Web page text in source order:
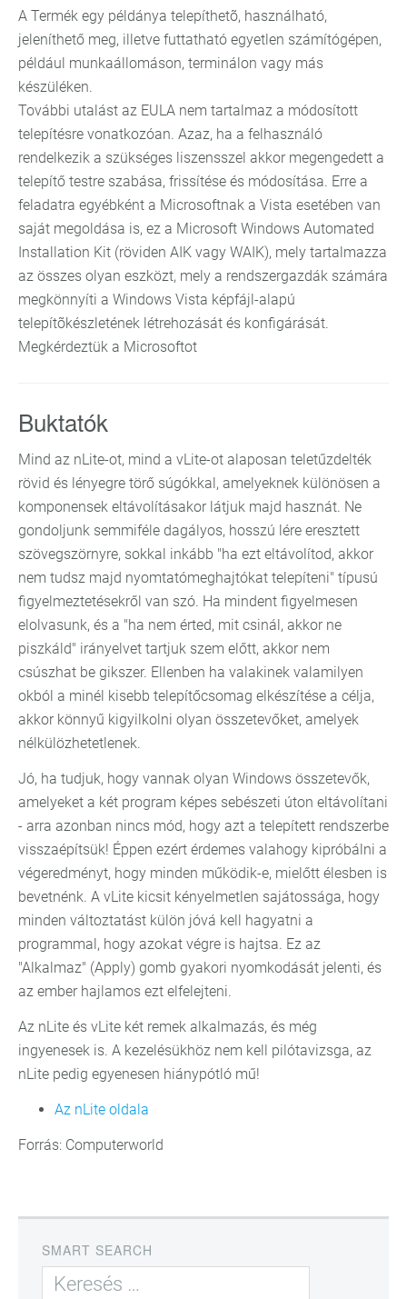
A Termék egy példánya telepíthetõ, használható,
jeleníthető meg, illetve futtatható egyetlen számítógépen,
például munkaállomáson, terminálon vagy más
készüléken.
További utalást az EULA nem tartalmaz a módosított
telepítésre vonatkozóan. Azaz, ha a felhasználó
rendelkezik a szükséges liszensszel akkor megengedett a
telepítő testre szabása, frissítése és módosítása. Erre a
feladatra egyébként a Microsoftnak a Vista esetében van
saját megoldása is, ez a Microsoft Windows Automated
Installation Kit (röviden AIK vagy WAIK), mely tartalmazza
az összes olyan eszközt, mely a rendszergazdák számára
megkönnyíti a Windows Vista képfájl-alapú
telepítõkészletének létrehozását és konfigárását.
Megkérdeztük a Microsoftot
Buktatók
Mind az nLite-ot, mind a vLite-ot alaposan teletűzdelték
rövid és lényegre törő súgókkal, amelyeknek különösen a
komponensek eltávolításakor látjuk majd hasznát. Ne
gondoljunk semmiféle dagályos, hosszú lére eresztett
szövegszörnyre, sokkal inkább "ha ezt eltávolítod, akkor
nem tudsz majd nyomtatómeghajtókat telepíteni" típusú
figyelmeztetésekről van szó. Ha mindent figyelmesen
elolvasunk, és a "ha nem érted, mit csinál, akkor ne
piszkáld" irányelvet tartjuk szem előtt, akkor nem
csúszhat be gikszer. Ellenben ha valakinek valamilyen
okból a minél kisebb telepítőcsomag elkészítése a célja,
akkor könnyű kigyilkolni olyan összetevőket, amelyek
nélkülözhetetlenek.
Jó, ha tudjuk, hogy vannak olyan Windows összetevők,
amelyeket a két program képes sebészeti úton eltávolítani
- arra azonban nincs mód, hogy azt a telepített rendszerbe
visszaépítsük! Éppen ezért érdemes valahogy kipróbálni a
végeredményt, hogy minden működik-e, mielőtt élesben is
bevetnénk. A vLite kicsit kényelmetlen sajátossága, hogy
minden változtatást külön jóvá kell hagyatni a
programmal, hogy azokat végre is hajtsa. Ez az
"Alkalmaz" (Apply) gomb gyakori nyomkodását jelenti, és
az ember hajlamos ezt elfelejteni.
Az nLite és vLite két remek alkalmazás, és még
ingyenesek is. A kezelésükhöz nem kell pilótavizsga, az
nLite pedig egyenesen hiánypótló mű!
Az nLite oldala
Forrás: Computerworld
SMART SEARCH